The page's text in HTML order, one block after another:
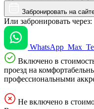
Забронировать на
Или забронировать через:
WhatsApp Max
Включено в
проезд на
профессиональными
Не включено в